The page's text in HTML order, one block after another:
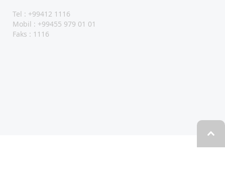
Tel : +99412 1116
Mobil : +99455 979 01 01
Faks : 1116